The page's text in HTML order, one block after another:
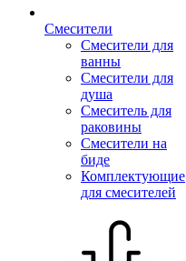
Смесители
Смесители для
ванны
Смесители для
душа
Смеситель для
раковины
Смесители на
биде
Комплектующие
для смесителей